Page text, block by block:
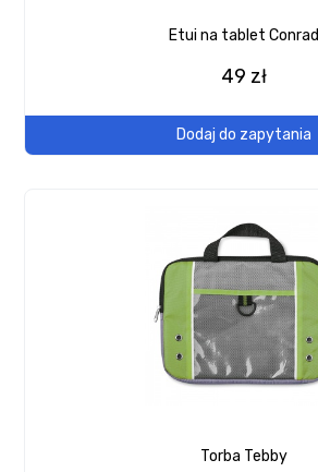
Etui na tablet Conrad
49 zł
Dodaj do zapytania
Torba Tebby